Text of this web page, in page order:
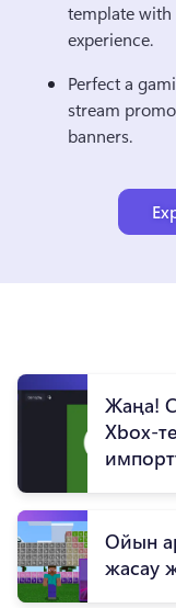
template
experience.
Perfect a
stream
banners.
Жаңа!
Xbox-
Ойын
жасау